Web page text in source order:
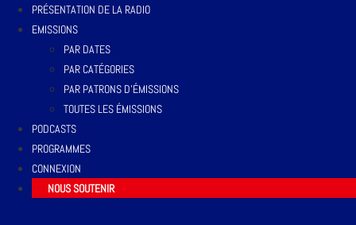
PRÉSENTATION DE LA RADIO
EMISSIONS
PAR DATES
PAR CATÉGORIES
PAR PATRONS D’ÉMISSIONS
TOUTES LES ÉMISSIONS
PODCASTS
PROGRAMMES
CONNEXION
NOUS SOUTENIR